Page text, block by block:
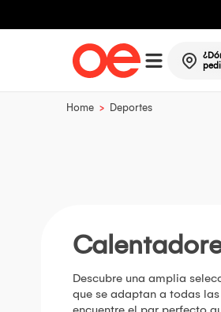
Home > Deportes
Descubre una amplia
que se adaptan a todas